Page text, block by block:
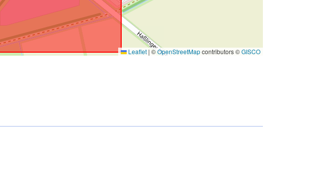
Leaflet | ©OpenStreetMapcontributors ©GISCO